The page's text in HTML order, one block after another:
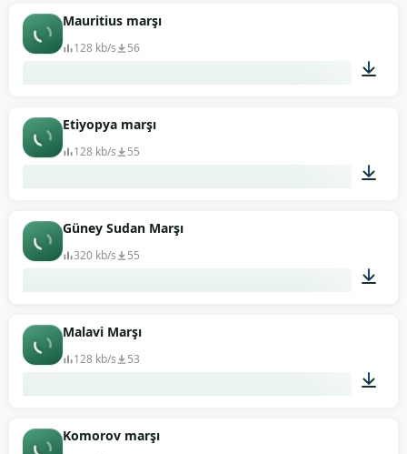
Mauritius marşı
128 kb/s 56
Etiyopya marşı
128 kb/s 55
Güney Sudan Marşı
320 kb/s 55
Malavi Marşı
128 kb/s 53
Komorov marşı